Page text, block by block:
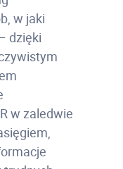
w jaki
dzięki
w zaledwie